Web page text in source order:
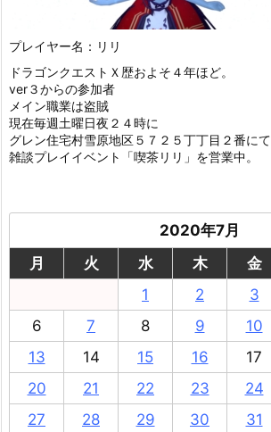
プレイヤー名：リリ
ドラゴンクエストＸ歴およそ４年ほど。
ver３からの参加者
メイン職業は盗賊
現在毎週土曜日夜２４時に
グレン住宅村雪原地区５７２５丁丁目２番にて
雑談プレイイベント「喫茶リリ」を営業中。
2020年7月
月
火 水 木 金
1
2 3
6
7 8 9 10
13
14 15 16 17
20
21 22 23 24
27
28 29 30 31